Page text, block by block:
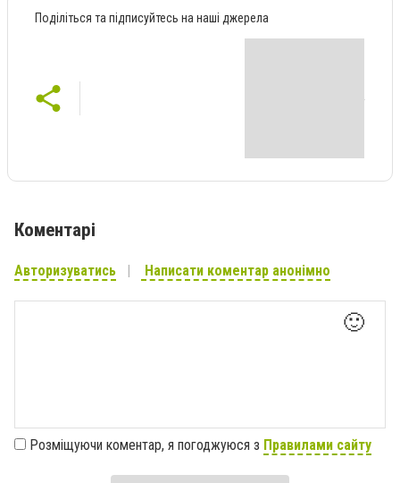
Поділіться та підписуйтесь на наші джерела
Коментарі
Авторизуватись Написати коментар анонімно
🙂
Розміщуючи коментар, я погоджуюся з Правилами сайту